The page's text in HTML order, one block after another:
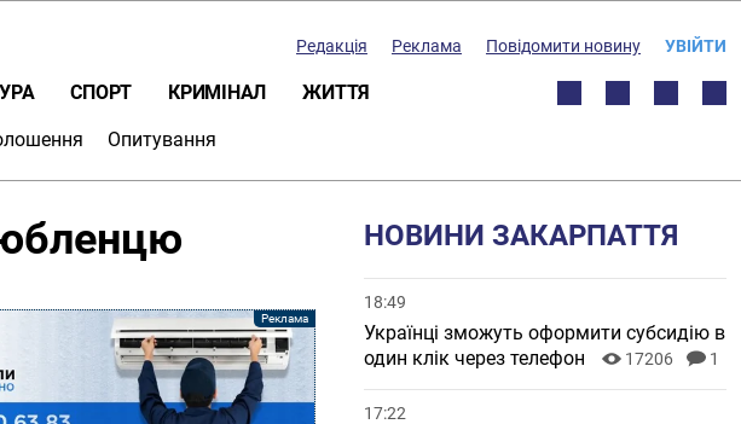
Редакція Реклама Повідомити новину УВІЙТИ
СПОРТ КРИМІНАЛ ЖИТТЯ
Опитування
НОВИНИ ЗАКАРПАТТЯ
18:49
Українці зможуть оформити субсидію в
один клік через телефон
17206 1
17:22